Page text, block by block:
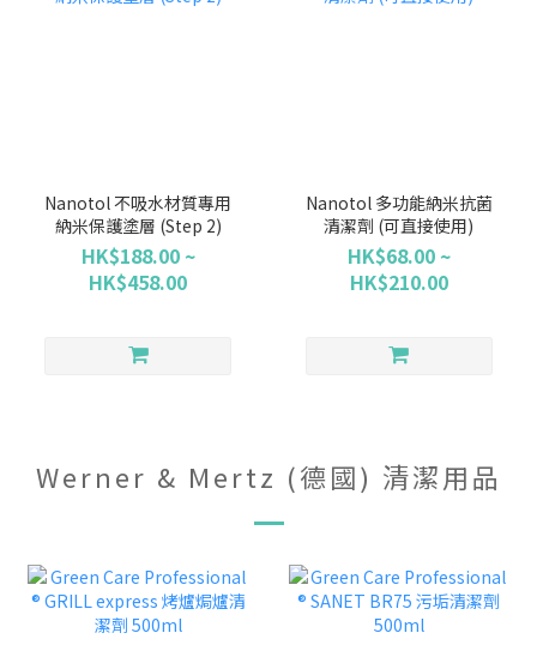
Nanotol 不吸水材質專用
納米保護塗層 (Step 2)
HK$188.00 ~
HK$458.00
Nanotol 多功能納米抗菌
清潔劑 (可直接使用)
HK$68.00 ~
HK$210.00
Werner & Mertz (德國) 清潔用品